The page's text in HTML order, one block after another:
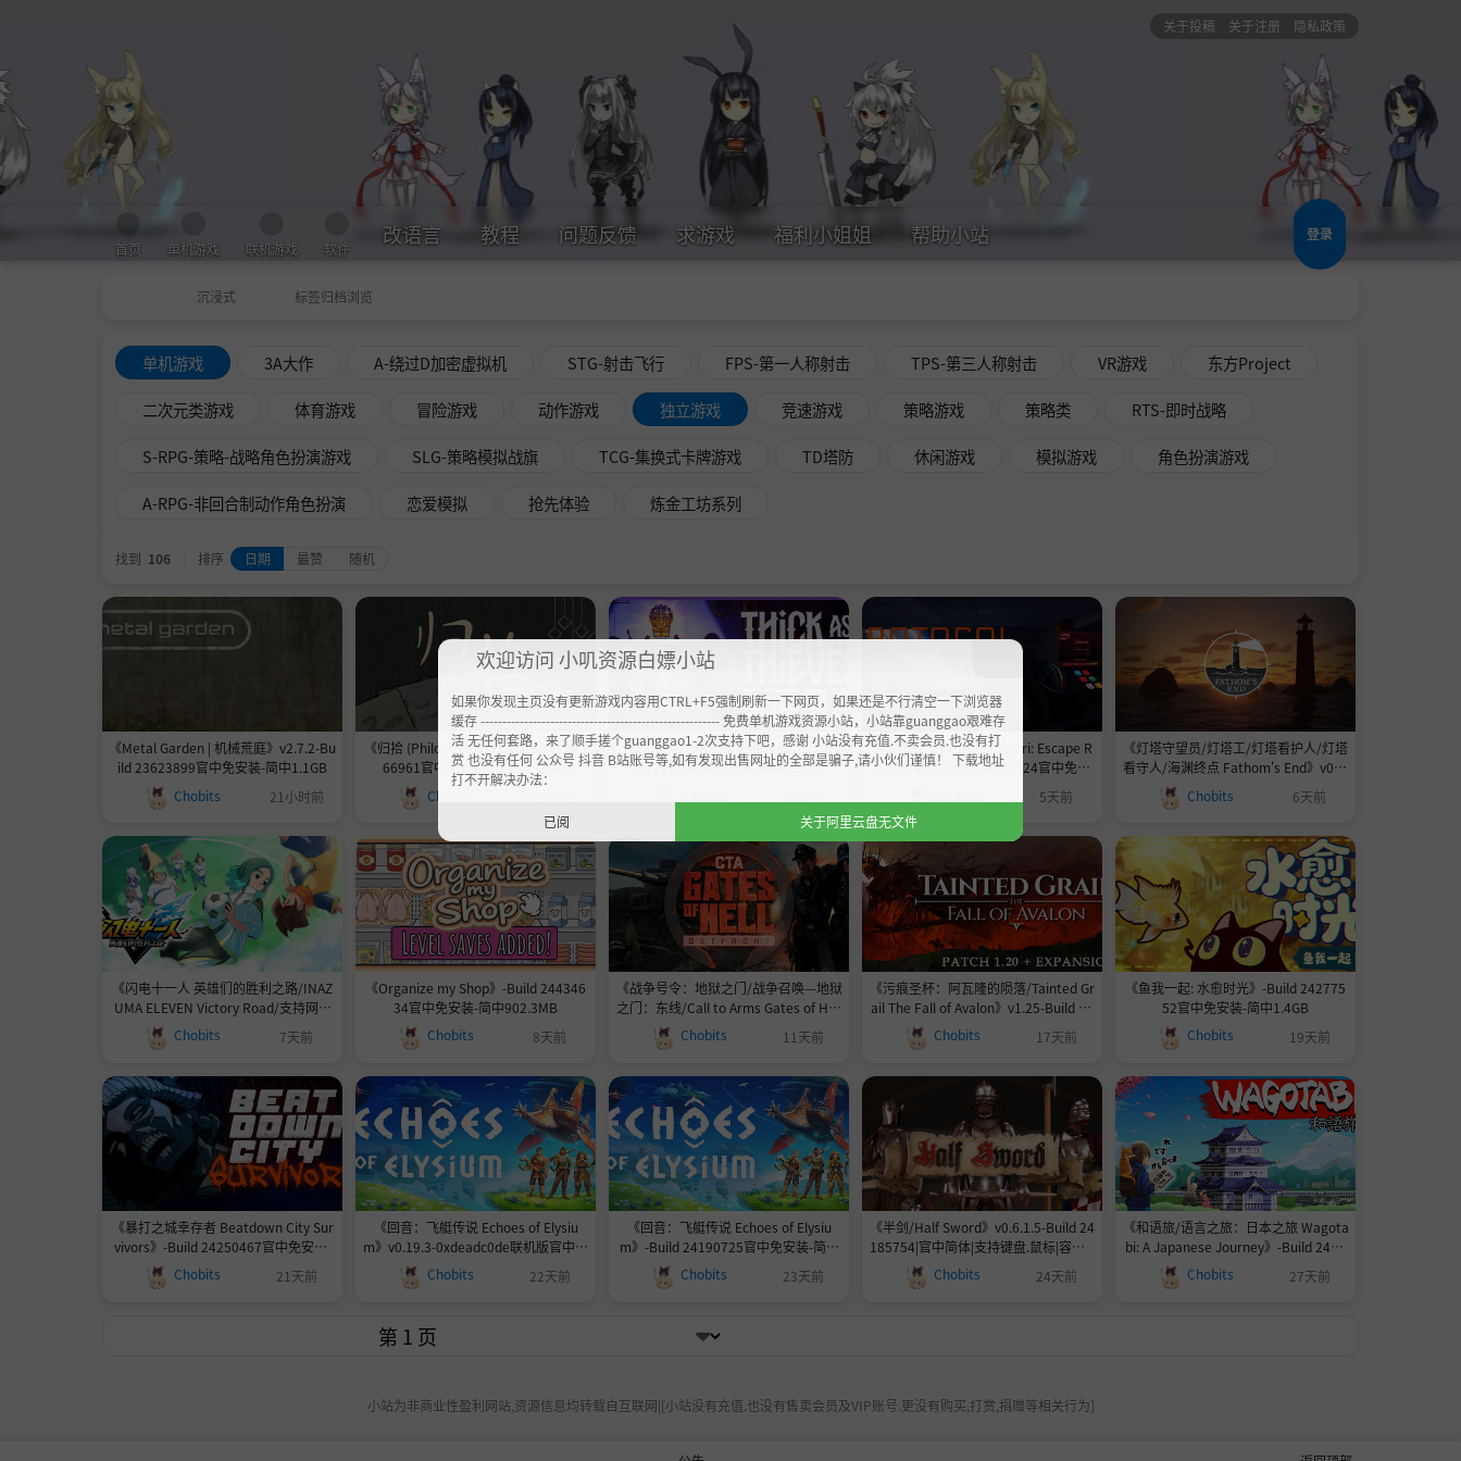
关于投稿 关于注册 隐私政策
首页 单机游戏 联机游戏 软件
改语言 教程 问题反馈 求游戏 福利小姐姐 帮助小站 登录
沉浸式 标签归档浏览
单机游戏 3A大作 A-绕过D加密虚拟机 STG-射击飞行 FPS-第一人称射击 TPS-第三人称射击 VR游戏 东方Project
二次元类游戏 体育游戏 冒险游戏 动作游戏 独立游戏 竞速游戏 策略游戏 策略类 RTS-即时战略
S-RPG-策略-战略角色扮演游戏 SLG-策略模拟战旗 TCG-集换式卡牌游戏 TD塔防 休闲游戏 模拟游戏 角色扮演游戏
A-RPG-非回合制动作角色扮演 恋爱模拟 抢先体验 炼金工坊系列
找到 106 排序 日期 最赞 随机
《Metal Garden | 机械荒庭》v2.7.2-Bu
ild 23623899官中免安装-简中1.1GB
Chobits
21小时前
《归拾 (PhiloDeka)》v1.0.4-Build 245
66961官中免安装-简中249.1MB
Chobits
《面面俱盗 Thick As Thieves》-Build 2
4112780官中免安装-简中3.5GB
《太阳协议 Protocol Solari: Escape R
oom》v1.2-Build 24507624官中免安
5天前
《灯塔守望员/灯塔工/灯塔看护人/灯塔
看守人/海渊终点 Fathom's End》v0.3.
1.2 hotfix-Build 24477779官中免安装-
简中1.9GB
Chobits 6天前
《闪电十一人 英雄们的胜利之路/INAZ
UMA ELEVEN Victory Road/支持网络
联机》v7.1.2-0xdeadcode联机版官中
简体
Chobits 7天前
《Organize my Shop》-Build 244346
34官中免安装-简中902.3MB
Chobits
8天前
《战争号令：地狱之门/战争召唤—地狱
之门：东线/Call to Arms Gates of Hell
Ostfront》v1.064.0-P2P-官中免安装-
简中|容量99.3GB
Chobits 11天前
《污痕圣杯：阿瓦隆的陨落/Tainted Gr
ail The Fall of Avalon》v1.25-Build 24
246014官中免安装-简中40.5GB
Chobits 17天前
《鱼我一起: 水愈时光》-Build 242775
52官中免安装-简中1.4GB
Chobits
19天前
《暴打之城幸存者 Beatdown City Sur
vivors》-Build 24250467官中免安装-
简中1.5GB
Chobits 21天前
《回音：飞艇传说 Echoes of Elysiu
m》v0.19.3-0xdeadc0de联机版官中简
Chobits 22天前
《回音：飞艇传说 Echoes of Elysiu
m》-Build 24190725官中免安装-简中
4.1GB
Chobits 23天前
《半剑/Half Sword》v0.6.1.5-Build 24
185754|官中简体|支持键盘.鼠标|容量9.
5GB
Chobits 24天前
《和语旅/语言之旅：日本之旅 Wagota
bi: A Japanese Journey》-Build 2412
9092官中免安装-简中234.0MB
Chobits 27天前
小站为非商业性盈利网站,资源信息均转载自互联网|[小站没有充值.也没有售卖会员及VIP账号.更没有购买,打赏,捐赠等相关行为]
欢迎访问 小叽资源白嫖小站
如果你发现主页没有更新游戏内容用CTRL+F5强制刷新一下网页，如果还是不行清空一下浏览器
缓存 ------------------------------------------------------- 免费单机游戏资源小站，小站靠guanggao艰难存
活 无任何套路，来了顺手搓个guanggao1-2次支持下吧，感谢 小站没有充值.不卖会员.也没有打
赏 也没有任何 公众号 抖音 B站账号等,如有发现出售网址的全部是骗子,请小伙们谨慎！ 下载地址
打不开解决办法：
已阅 关于阿里云盘无文件